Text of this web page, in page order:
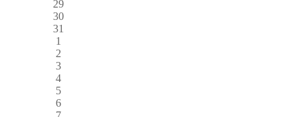
29
30
31
1
2
3
4
5
6